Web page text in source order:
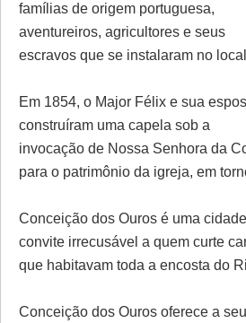
famílias de origem portuguesa,
aventureiros, agricultores e seus
escravos que se instalaram no
Em 1854, o Major Félix e sua
construíram uma capela sob a
invocação de Nossa Senhora da
para o patrimônio da igreja, em
Conceição dos Ouros é uma
convite irrecusável a quem curte
que habitavam toda a encosta do
Conceição dos Ouros oferece a